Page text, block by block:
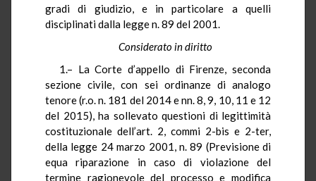
gradi di giudizio, e in particolare a quelli
disciplinati dalla legge n. 89 del 2001.
Considerato in diritto
1.– La Corte d’appello di Firenze, seconda
sezione civile, con sei ordinanze di analogo
tenore (r.o. n. 181 del 2014 e nn. 8, 9, 10, 11 e 12
del 2015), ha sollevato questioni di legittimità
costituzionale dell’art. 2, commi 2-bis e 2-ter,
della legge 24 marzo 2001, n. 89 (Previsione di
equa riparazione in caso di violazione del
termine ragionevole del processo e modifica